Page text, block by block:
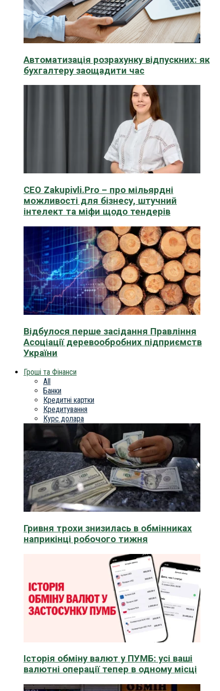
Автоматизація розрахунку відпускних: як
бухгалтеру заощадити час
CEO Zakupivli.Pro – про мільярдні
можливості для бізнесу, штучний
інтелект та міфи щодо тендерів
Відбулося перше засідання Правління
Асоціації деревообробних підприємств
України
Гроші та Фінанси
All
Банки
Кредитні картки
Кредитування
Курс долара
Гривня трохи знизилась в обмінниках
наприкінці робочого тижня
Історія обміну валют у ПУМБ: усі ваші
валютні операції тепер в одному місці